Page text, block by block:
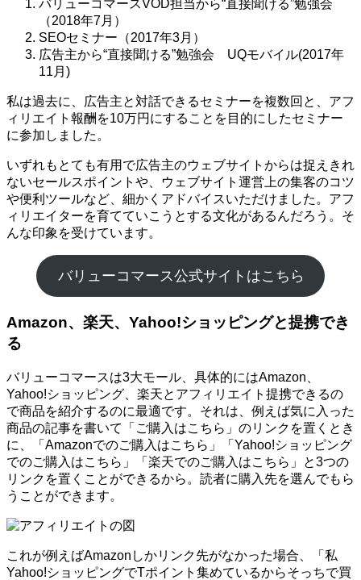
バリューコマースVOD担当から“直接聞ける”勉強会
（2018年7月）
SEOセミナー（2017年3月）
広告主から“直接聞ける”勉強会 UQモバイル(2017年
11月)
私は過去に、広告主と対話できるセミナーを複数回と、アフ
ィリエイト報酬を10万円にすることを目的にしたセミナー
に参加しました。
いずれもとても有用で広告主のウェブサイトからは捉えきれ
ないセールスポイントや、ウェブサイト運営上の集客のコツ
や便利ツールなど、細かくアドバイスいただけました。アフ
ィリエイターを育てていこうとする文化があるんだろう。そ
んな印象を受けています。
バリューコマース公式サイトはこちら
Amazon、楽天、Yahoo!ショッピングと提携でき
る
バリューコマースは3大モール、具体的にはAmazon、
Yahoo!ショッピング、楽天とアフィリエイト提携できるの
で商品を紹介するのに最適です。それは、例えば気に入った
商品の記事を書いて「ご購入はこちら」のリンクを置くとき
に、「Amazonでのご購入はこちら」「Yahoo!ショッピング
でのご購入はこちら」「楽天でのご購入はこちら」と3つの
リンクを置くことができるから。読者に購入先を選んでもら
うことができます。
これが例えばAmazonしかリンク先がなかった場合、「私
Yahoo!ショッピングでTポイント集めているからそっちで買